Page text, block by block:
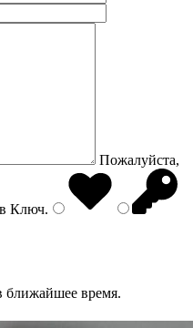
Пожалуйста,
Ключ.
ближайшее время.